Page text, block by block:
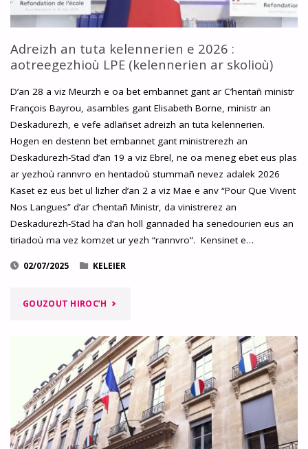
C’HELENN
DIVYEZHEK
:
RE
FALLAÑ
1977
!
PERAK?"
Adreizh an tuta kelennerien e 2026 :
aotreegezhioù LPE (kelennerien ar skolioù)
D’an 28 a viz Meurzh e oa bet embannet gant ar C’hentañ ministr
François Bayrou, asambles gant Elisabeth Borne, ministr an
Deskadurezh, e vefe adlañset adreizh an tuta kelennerien.
Hogen en destenn bet embannet gant ministrerezh an
Deskadurezh-Stad d’an 19 a viz Ebrel, ne oa meneg ebet eus plas
ar yezhoù rannvro en hentadoù stummañ nevez adalek 2026
Kaset ez eus bet ul lizher d’an 2 a viz Mae e anv “Pour Que Vivent
Nos Langues” d’ar c’hentañ Ministr, da vinistrerez an
Deskadurezh-Stad ha d’an holl gannaded ha senedourien eus an
tiriadoù ma vez komzet ur yezh “rannvro”. Kensinet e…
02/07/2025 KELEIER
GOUZOUT HIROC’H "ADREIZH
TUTA
KELENNERIEN
E
2026